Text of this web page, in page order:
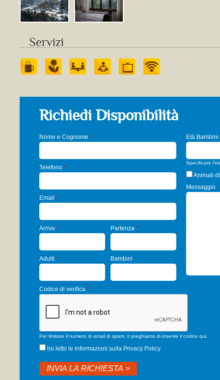
Servizi
Richiedi Disponibilità
Nome e Cognome *
Telefono *
Email *
Arrivo * Partenza*
Adulti * Bambini
Età Bambini
Specificare
Animali
Messaggio
Codice di verifica *
Per limitare il numero di email di spam, ti preghiamo di inserire il codice qui.
ho letto le informazioni sulla Privacy Policy